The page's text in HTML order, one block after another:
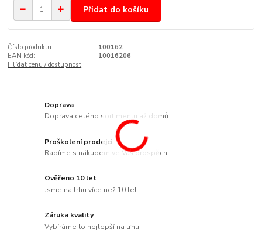
Přidat do košíku
Číslo produktu:
100162
EAN kód:
10016206
Hlídat cenu / dostupnost
Doprava
Doprava celého sortimentu až domů
Proškolení prodejci
Radíme s nákupem ve Váš prospěch
Ověřeno 10 let
Jsme na trhu více než 10 let
Záruka kvality
Vybíráme to nejlepší na trhu